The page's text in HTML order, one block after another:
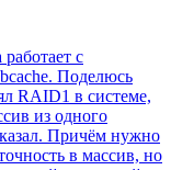
с
Поделюсь
RAID1 в системе,
из одного
Причём нужно
в массив, но